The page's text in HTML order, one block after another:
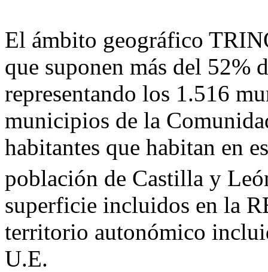
El ámbito geográfico
que suponen más del 52%
representando los 1.516
municipios de la
habitantes que habitan en
población de Castilla y
superficie incluidos en la
territorio autonómico
U.E.